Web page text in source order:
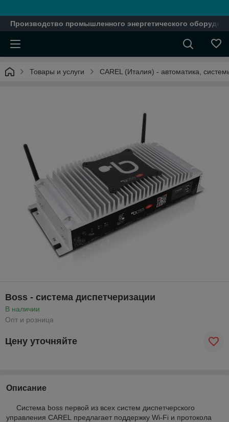
Производство промышленного энергетического
Товары и услуги CAREL (Италия) - автоматика,
Boss - система диспетчеризации
В наличии
Опт и розница
Цену уточняйте
Описание
Система boss первой из всех систем диспетчерского
управления CAREL предлагает поддержку Wi-Fi и протокола